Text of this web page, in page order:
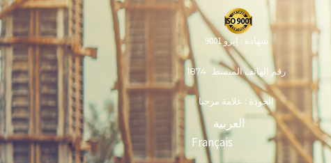
شهادة : إيزو 9001
رقم الهاتف المبسط : 1874
الجودة : علامة مرحبا
العربية
Français